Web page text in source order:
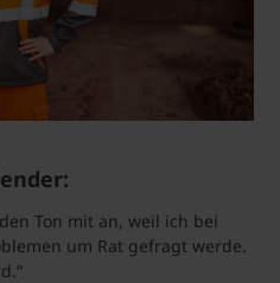
Ton mit an, weil ich bei
um Rat gefragt werde.